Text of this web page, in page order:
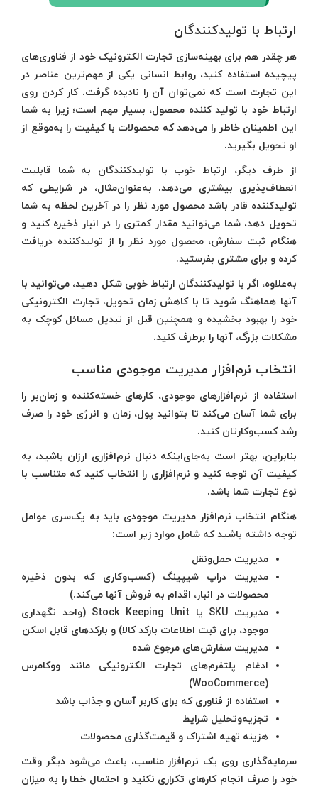
ارتباط با تولیدکنندگان
هر چقدر هم برای بهینه‌سازی تجارت الکترونیک خود از فناوری‌های
پیچیده استفاده کنید، روابط انسانی یکی از مهم‌ترین عناصر در
این تجارت است که نمی‌توان آن را نادیده گرفت. کار کردن روی
ارتباط خود با تولید کننده محصول، بسیار مهم است؛ زیرا به شما
این اطمینان خاطر را می‌دهد که محصولات با کیفیت را به‌موقع از
او تحویل بگیرید.
از طرف دیگر، ارتباط خوب با تولیدکنندگان به شما قابلیت
انعطاف‌پذیری بیشتری می‌دهد. به‌عنوان‌مثال، در شرایطی که
تولیدکننده قادر باشد محصول مورد نظر را در آخرین لحظه به شما
تحویل دهد، شما می‌توانید مقدار کمتری را در انبار ذخیره کنید و
هنگام ثبت سفارش، محصول مورد نظر را از تولیدکننده دریافت
کرده و برای مشتری بفرستید.
به‌علاوه، اگر با تولیدکنندگان ارتباط خوبی شکل دهید، می‌توانید با
آنها هماهنگ شوید تا با کاهش زمان تحویل، تجارت الکترونیکی
خود را بهبود بخشیده و همچنین قبل از تبدیل مسائل کوچک به
مشکلات بزرگ، آنها را برطرف کنید.
انتخاب نرم‌افزار مدیریت موجودی مناسب
استفاده از نرم‌افزارهای موجودی، کارهای خسته‌کننده و زمان‌بر را
برای شما آسان می‌کند تا بتوانید پول، زمان و انرژی خود را صرف
رشد کسب‌وکارتان کنید.
بنابراین، بهتر است به‌جای‌اینکه دنبال نرم‌افزاری ارزان باشید، به
کیفیت آن توجه کنید و نرم‌افزاری را انتخاب کنید که متناسب با
نوع تجارت شما باشد.
هنگام انتخاب نرم‌افزار مدیریت موجودی باید به یک‌سری عوامل
توجه داشته باشید که شامل موارد زیر است:
مدیریت حمل‌ونقل
مدیریت دراپ شیپینگ (کسب‌وکاری که بدون ذخیره
محصولات در انبار، اقدام به فروش آنها می‌کند.)
مدیریت SKU یا Stock Keeping Unit (واحد نگهداری
موجود، برای ثبت اطلاعات بارکد کالا) و بارکدهای قابل اسکن
مدیریت سفارش‌های مرجوع شده
ادغام پلتفرم‌های تجارت الکترونیکی مانند ووکامرس
(WooCommerce)
استفاده از فناوری که برای کاربر آسان و جذاب باشد
تجزیه‌وتحلیل شرایط
هزینه‌ تهیه اشتراک و قیمت‌گذاری محصولات
سرمایه‌گذاری روی یک نرم‌افزار مناسب، باعث می‌شود دیگر وقت
خود را صرف انجام کارهای تکراری نکنید و احتمال خطا را به میزان